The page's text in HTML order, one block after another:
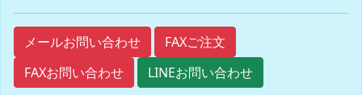
メールお問い合わせ
FAXご注文
FAXお問い合わせ
LINEお問い合わせ